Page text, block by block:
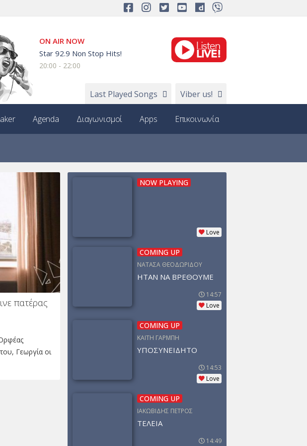
ON AIR NOW
Star 92.9 Non Stop Hits!
20:00 - 22:00
Last Played Songs Viber us!
Agenda Διαγωνισμοί Apps Επικοινωνία
πατέρας
Γεωργία οι
NOW PLAYING
Love
COMING UP
ΝΑΤΑΣΑ ΘΕΟΔΩΡΙΔΟΥ
ΗΤΑΝ ΝΑ ΒΡΕΘΟΥΜΕ
14:57
Love
COMING UP
ΚΑΙΤΗ ΓΑΡΜΠΗ
ΥΠΟΣΥΝΕΙΔΗΤΟ
14:53
Love
COMING UP
ΙΑΚΩΒΙΔΗΣ ΠΕΤΡΟΣ
ΤΕΛΕΙΑ
14:49